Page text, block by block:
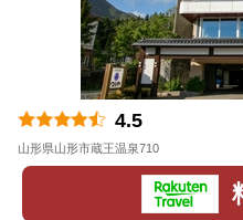
4.5
山形県山形市蔵王温泉710